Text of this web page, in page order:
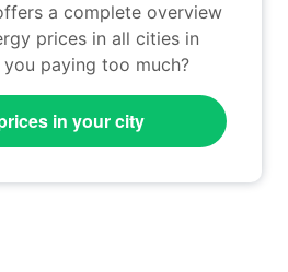
a complete overview
prices in all cities in
you paying too much?
in your city